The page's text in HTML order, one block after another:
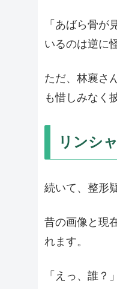
「あばら骨
いるのは逆に
ただ、林襄さ
も惜しみなく
リンシ
続いて、整形
昔の画像と現
れます。
「えっ、誰？